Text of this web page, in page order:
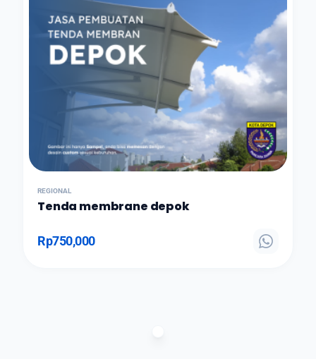
REGIONAL
Tenda membrane depok
Rp750,000